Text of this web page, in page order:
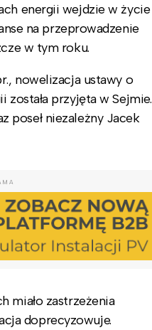
energii wejdzie w życie
na przeprowadzenie
w tym roku.
nowelizacja ustawy o
została przyjęta w Sejmie.
poseł niezależny Jacek
miało zastrzeżenia
doprecyzowuje.